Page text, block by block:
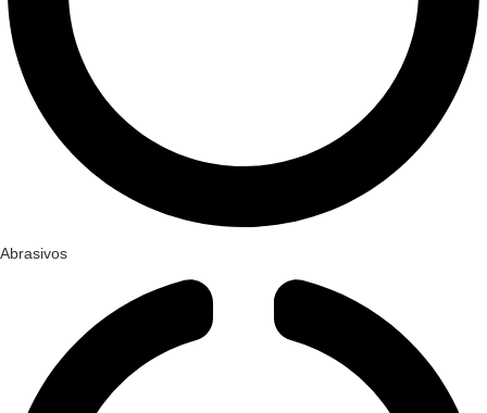
Abrasivos